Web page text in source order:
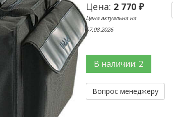
Цена: 2 770 ₽
Цена актуальна на
07.08.2026
В наличии: 2
Вопрос менеджеру